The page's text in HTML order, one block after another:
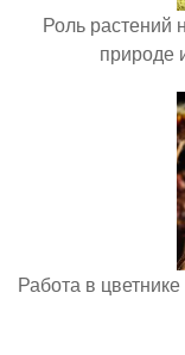
Роль растений
природе
Работа в